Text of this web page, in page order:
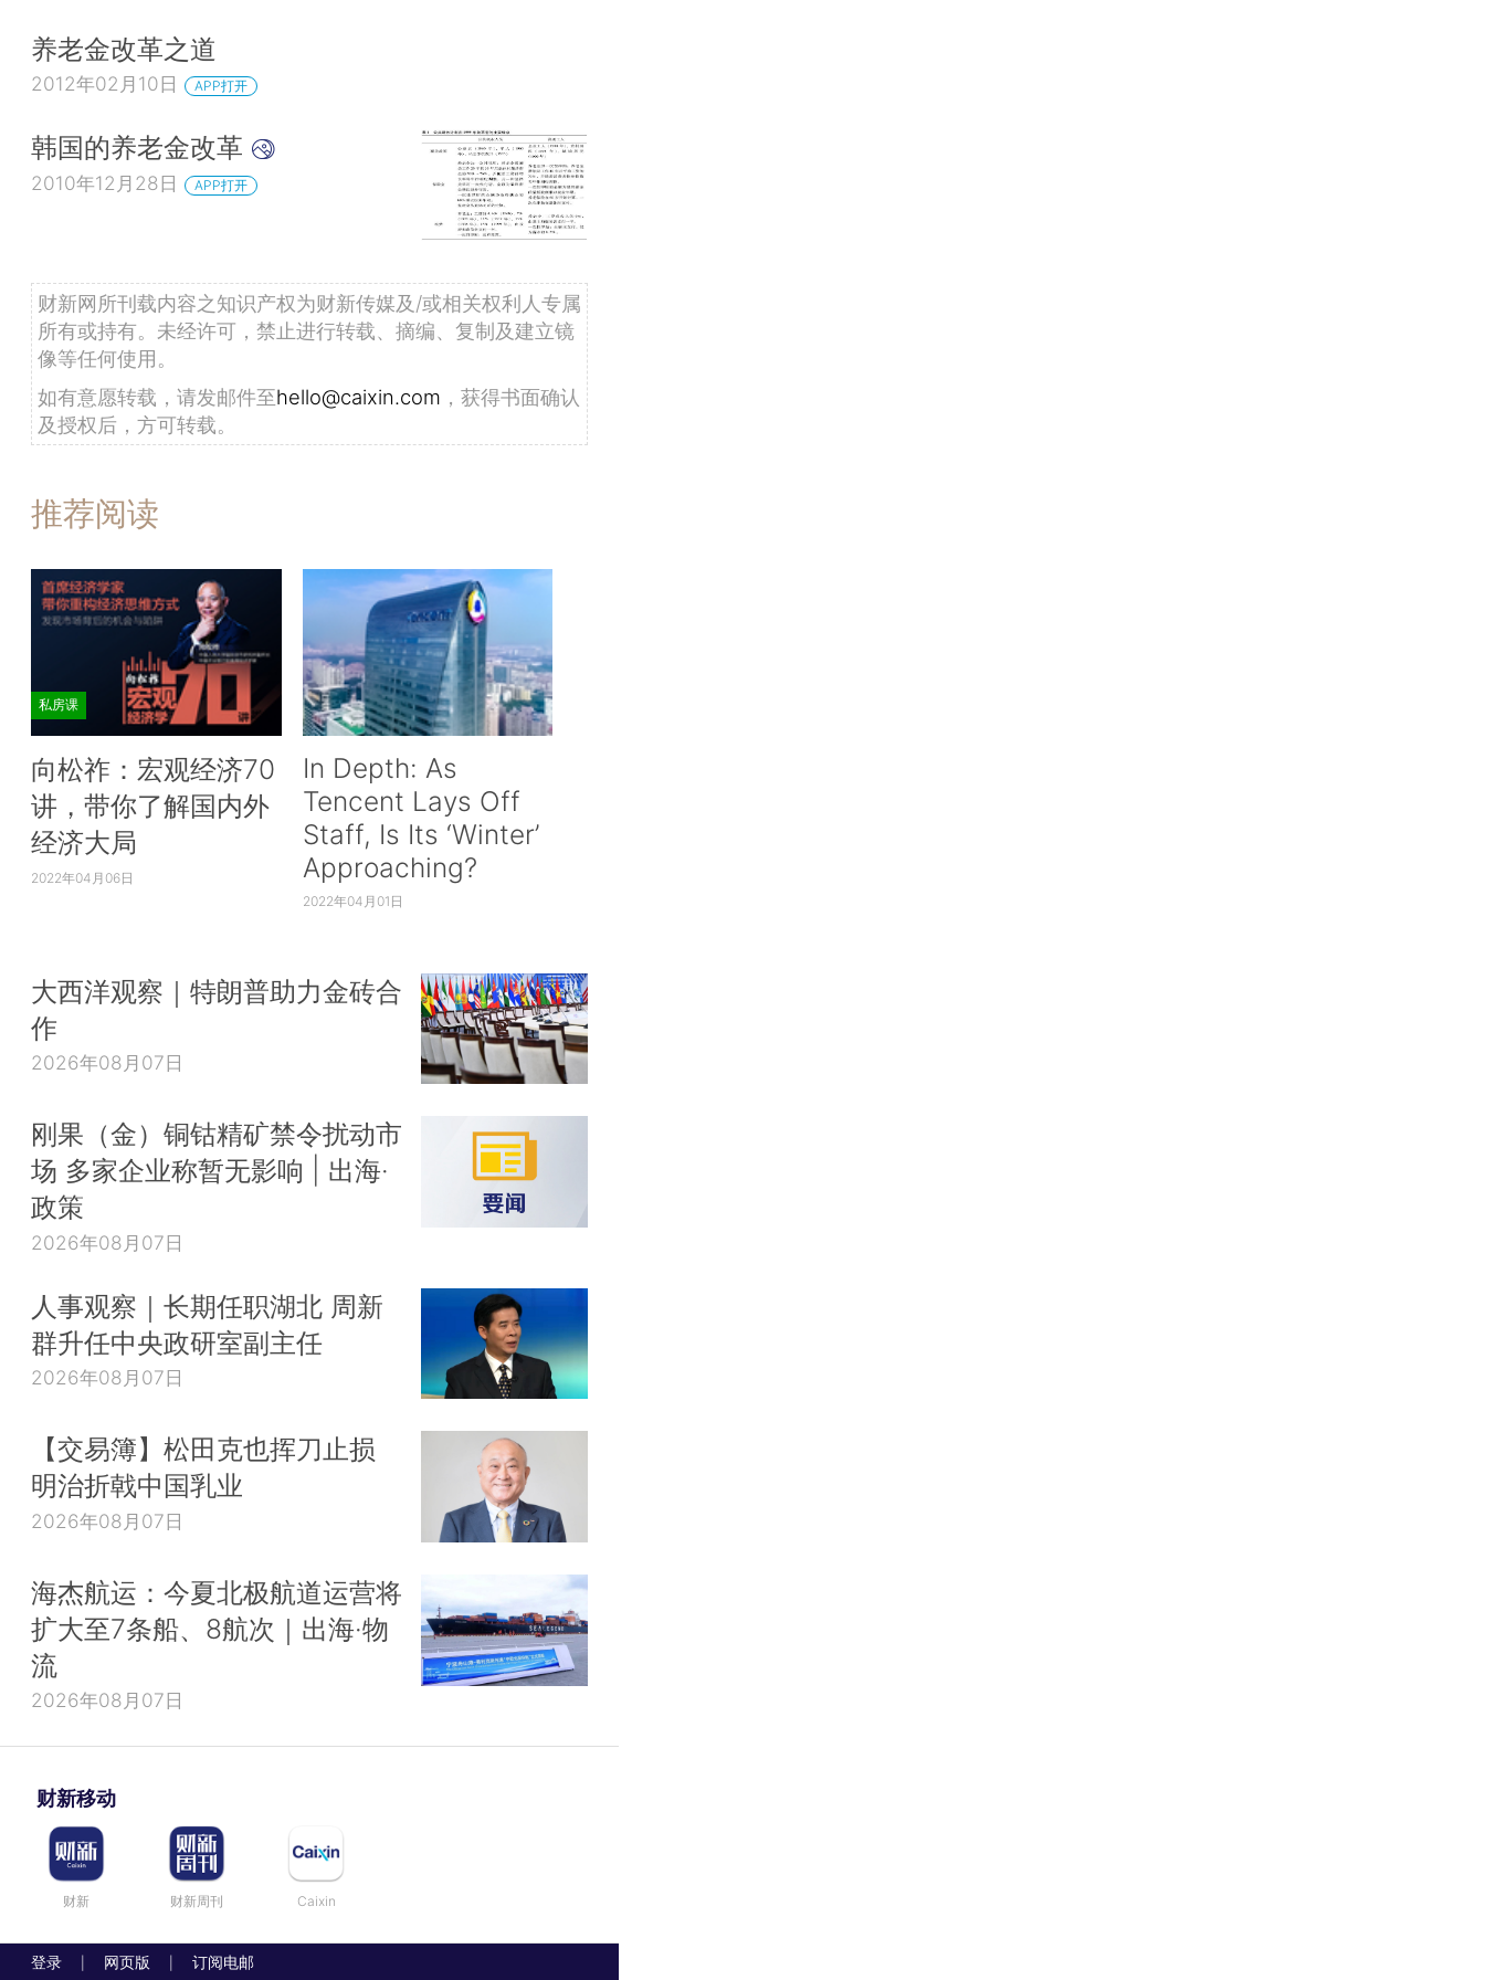
养老金改革之道
2012年02月10日 APP打开
韩国的养老金改革
2010年12月28日 APP打开
财新网所刊载内容之知识产权为财新传媒及/或相关权利人专属
所有或持有。未经许可，禁止进行转载、摘编、复制及建立镜
像等任何使用。
如有意愿转载，请发邮件至hello@caixin.com ，获得书面确认
及授权后，方可转载。
推荐阅读
私房课
向松祚：宏观经济70
讲，带你了解国内外
经济大局
2022年04月06日
In Depth: As
Tencent Lays Off
Staff, Is Its ‘Winter’
Approaching?
2022年04月01日
大西洋观察｜特朗普助力金砖合
作
2026年08月07日
刚果（金）铜钴精矿禁令扰动市
场 多家企业称暂无影响 | 出海·
政策
2026年08月07日
人事观察｜长期任职湖北 周新
群升任中央政研室副主任
2026年08月07日
【交易簿】松田克也挥刀止损
明治折戟中国乳业
2026年08月07日
海杰航运：今夏北极航道运营将
扩大至7条船、8航次｜出海·物
流
2026年08月07日
财新移动
财新 财新周刊 Caixin
登录 网页版 订阅电邮